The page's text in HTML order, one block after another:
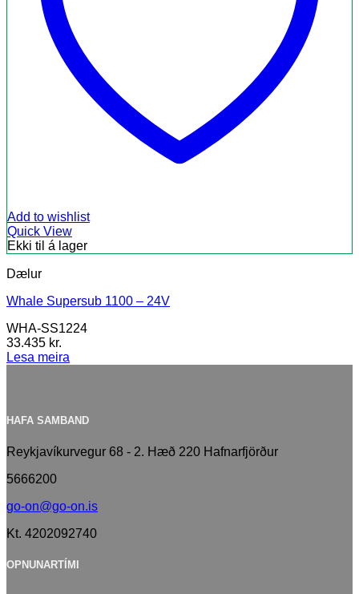
Add to wishlist
Quick View
Ekki til á lager
Dælur
Whale Supersub 1100 – 24V
WHA-SS1224
33.435 kr.
Lesa meira
HAFA SAMBAND
Reykjavíkurvegur 68 - 2. Hæð 220 Hafnarfjörður
5666200
go-on@go-on.is
Kt. 4202092740
OPNUNARTÍMI